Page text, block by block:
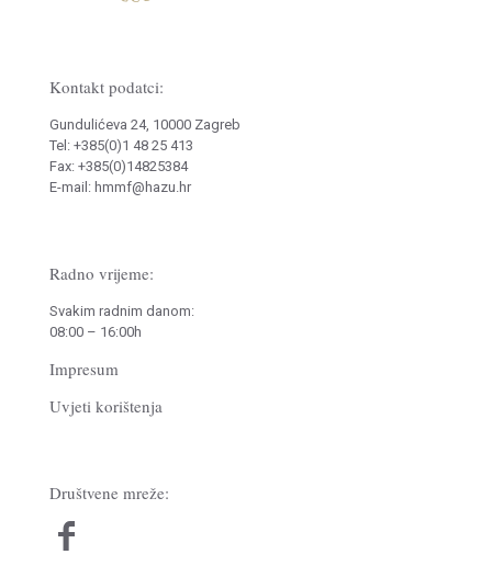
Kontakt podatci:
Gundulićeva 24, 10000 Zagreb
Tel: +385(0)1 48 25 413
Fax: +385(0)14825384
E-mail: hmmf@hazu.hr
Radno vrijeme:
Svakim radnim danom:
08:00 – 16:00h
Impresum
Uvjeti korištenja
Društvene mreže: